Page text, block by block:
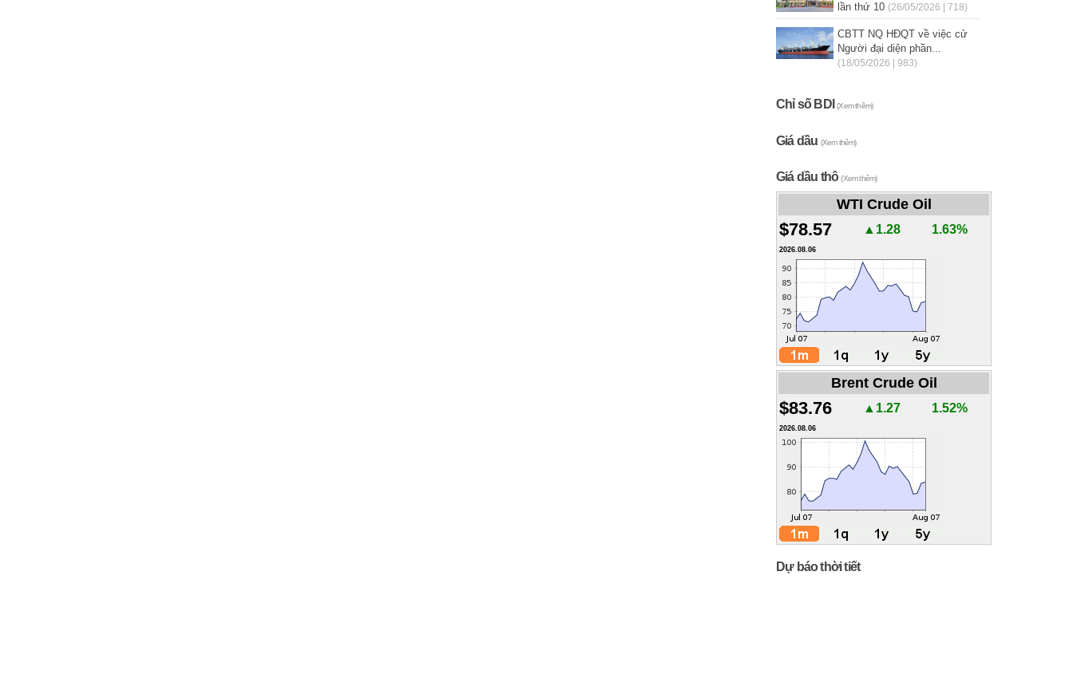
lần thứ 10 (26/05/2026 | 718)
CBTT NQ HĐQT về việc cử
Người đại diện phần...
(18/05/2026 | 983)
Chỉ số BDI(Xem thêm)
Giá dầu (Xem thêm)
Giá dầu thô(Xem thêm)
WTI Crude Oil
$78.57 ▲1.28 1.63%
2026.08.06
Brent Crude Oil
$83.76 ▲1.27 1.52%
2026.08.06
Dự báo thời tiết